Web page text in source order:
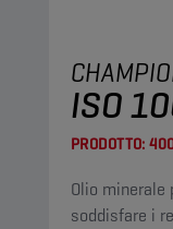
ISO
PRODOTTO:
Olio minerale
soddisfare i